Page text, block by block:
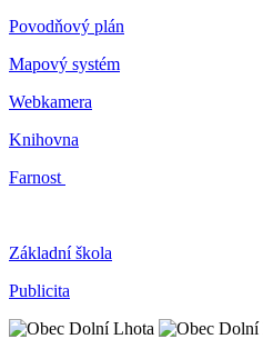
Povodňový plán
Mapový systém
Webkamera
Knihovna
Farnost
Základní škola
Publicita